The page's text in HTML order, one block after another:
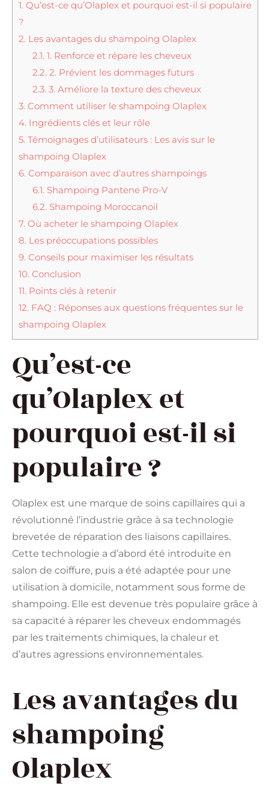
1. Qu’est-ce qu’Olaplex et pourquoi est-il si populaire
?
2. Les avantages du shampoing Olaplex
2.1. 1. Renforce et répare les cheveux
2.2. 2. Prévient les dommages futurs
2.3. 3. Améliore la texture des cheveux
3. Comment utiliser le shampoing Olaplex
4. Ingrédients clés et leur rôle
5. Témoignages d’utilisateurs : Les avis sur le
shampoing Olaplex
6. Comparaison avec d’autres shampoings
6.1. Shampoing Pantene Pro-V
6.2. Shampoing Moroccanoil
7. Où acheter le shampoing Olaplex
8. Les préoccupations possibles
9. Conseils pour maximiser les résultats
10. Conclusion
11. Points clés à retenir
12. FAQ : Réponses aux questions fréquentes sur le
shampoing Olaplex
Qu’est-ce
qu’Olaplex et
pourquoi est-il si
populaire ?
Olaplex est une marque de soins capillaires qui a
révolutionné l’industrie grâce à sa technologie
brevetée de réparation des liaisons capillaires.
Cette technologie a d’abord été introduite en
salon de coiffure, puis a été adaptée pour une
utilisation à domicile, notamment sous forme de
shampoing. Elle est devenue très populaire grâce à
sa capacité à réparer les cheveux endommagés
par les traitements chimiques, la chaleur et
d’autres agressions environnementales.
Les avantages du
shampoing
Olaplex